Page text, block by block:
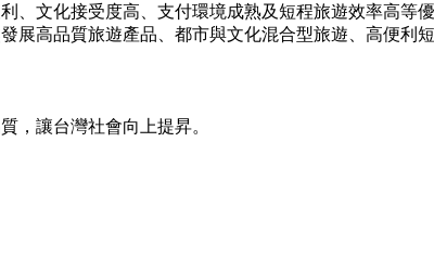
、文化接受度高、支付環境成熟及短程旅遊效率高
展高品質旅遊產品、都市與文化混合型旅遊、高便利
，讓台灣社會向上提昇。